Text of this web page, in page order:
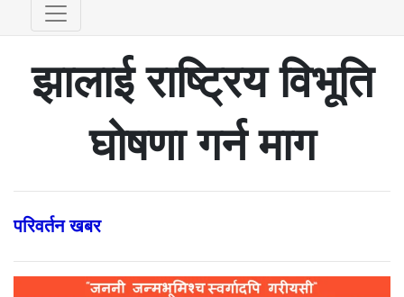
झालाई राष्ट्रिय विभूति
घोषणा गर्न माग
परिवर्तन खबर